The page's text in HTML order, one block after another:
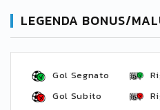
LEGENDA BONUS/
Gol Segnato
Gol Subito